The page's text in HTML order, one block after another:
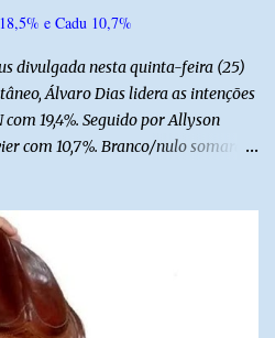
e Cadu 10,7%
divulgada nesta quinta-feira (25)
Álvaro Dias lidera as intenções
19,4%. Seguido por Allyson
com 10,7%. Branco/nulo somaram
junho de 2026. O levantamento
percentuais e nível de
TSE: RN-09520/2026